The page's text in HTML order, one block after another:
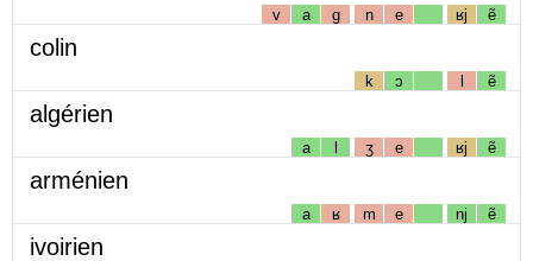
v a g n e ʁj ẽ
colin
k ɔ l ẽ
algérien
a l ʒ e ʁj ẽ
arménien
a ʁ m e nj ẽ
ivoirien